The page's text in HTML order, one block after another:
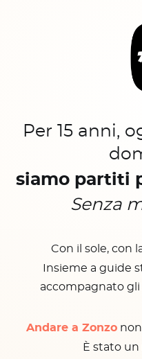
Per 15 anni,
siamo partiti
Senza
Con il sole, con
Insieme a guide
accompagnato gli
Andare a Zonzonon
È stato un